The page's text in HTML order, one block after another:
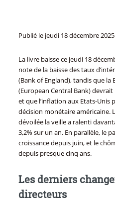
Publié le jeudi 18 décembre 2025
La livre baisse ce jeudi 18
note de la baisse des taux
(Bank of England), tandis que
(European Central Bank)
et que l’inflation aux Etats-
décision monétaire américaine.
dévoilée la veille a ralenti
3,2% sur un an. En parallèle, le
croissance depuis juin, et le
depuis presque cinq ans.
Les derniers
directeurs